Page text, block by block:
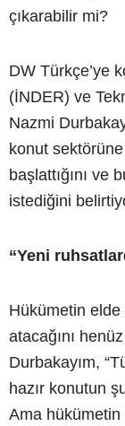
çıkarabilir mi?
DW Türkçe’ye
(İNDER) ve
Nazmi
konut
başlattığını ve
istediğini
“Yeni
Hükümetin
atacağını
Durbakayım,
hazır konutun
Ama hükümetin